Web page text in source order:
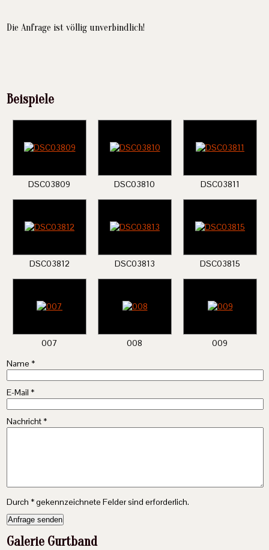
Die Anfrage ist völlig unverbindlich!
Beispiele
DSC03809 DSC03810 DSC03811
DSC03812 DSC03813 DSC03815
007 008
009
Name *
E-Mail *
Nachricht *
Durch *gekennzeichnete Felder sind erforderlich.
Galerie Gurtband